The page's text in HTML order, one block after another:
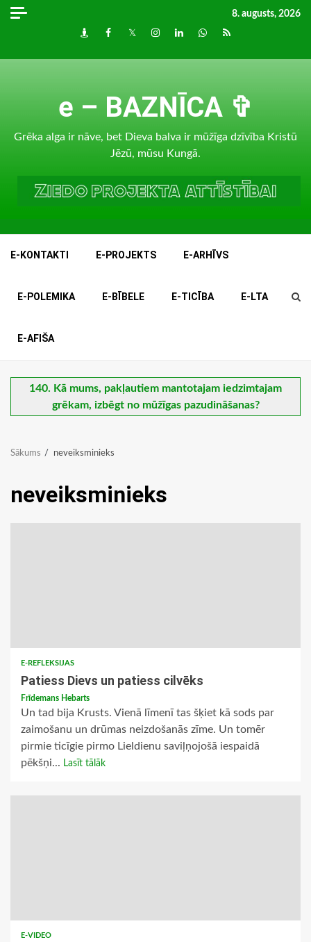
Skip
8. augusts, 2026
DraugiemFacebook
TwitterInstagram
LinkedInwhatsapp
RSS
e – BAZNĪCA ✞
Grēka alga ir nāve, bet Dieva balva ir mūžīga dzīvība Kristū
Jēzū, mūsu Kungā.
E-KONTAKTI E-PROJEKTS E-ARHĪVS
E-POLEMIKA E-BĪBELE E-TICĪBA E-LTA
E-AFIŠA
140. Kā mums, pakļautiem mantotajam iedzimtajam
grēkam, izbēgt no mūžīgas pazudināšanas?
Sākums neveiksminieks
neveiksminieks
E-REFLEKSIJAS
Patiess Dievs un patiess cilvēks
Frīdemans Hebarts
Un tad bija Krusts. Vienā līmenī tas šķiet kā sods par
zaimošanu un drūmas neizdošanās zīme. Un tomēr
pirmie ticīgie pirmo Lieldienu saviļņojošā iespaidā
pēkšņi... Lasīt tālāk
E-VIDEO